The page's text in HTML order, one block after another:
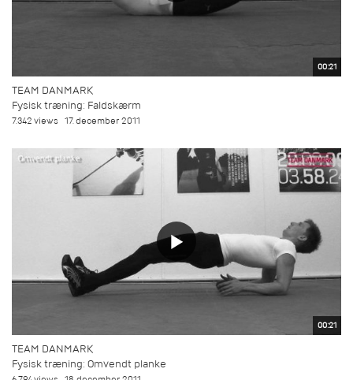
00:21
TEAM DANMARK
Fysisk træning: Faldskærm
7.342 views 17. december 2011
00:21
TEAM DANMARK
Fysisk træning: Omvendt planke